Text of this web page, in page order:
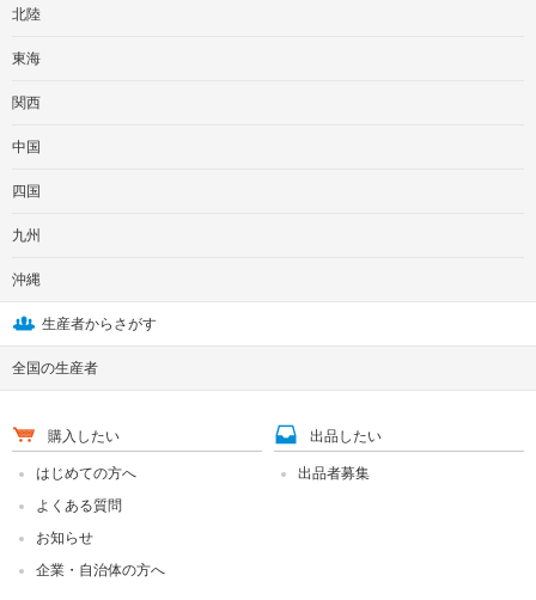
北陸
東海
関西
中国
四国
九州
沖縄
生産者からさがす
全国の生産者
購入したい
はじめての方へ
よくある質問
お知らせ
企業・自治体の方へ
出品したい
出品者募集